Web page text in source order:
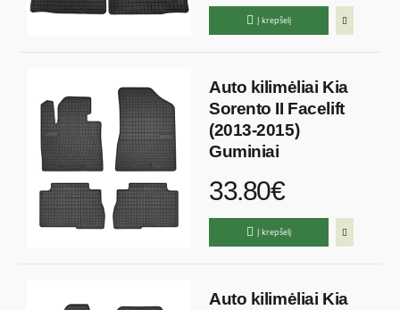
Į krepšelį
Auto kilimėliai Kia
Sorento II Facelift
(2013-2015)
Guminiai
33.80€
Į krepšelį
Auto kilimėliai Kia